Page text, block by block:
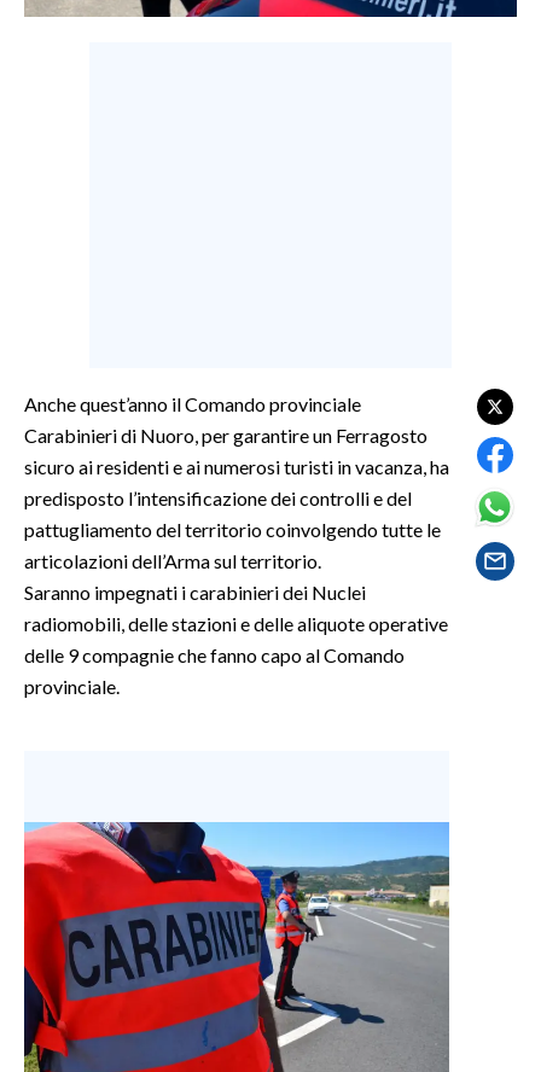
ALTRI SPORT
SPETTACOLI
GOSSIP
SALUTE
SARDEGNA TURISMO
EVENTI
#CARAUNIONE
3 MINUTI CON
INSULARITÀ
INFO AZIENDE
Anche quest’anno il Comando provinciale
Carabinieri di Nuoro, per garantire un Ferragosto
sicuro ai residenti e ai numerosi turisti in vacanza, ha
predisposto l’intensificazione dei controlli e del
pattugliamento del territorio coinvolgendo tutte le
articolazioni dell’Arma sul territorio.
Saranno impegnati i carabinieri dei Nuclei
radiomobili, delle stazioni e delle aliquote operative
delle 9 compagnie che fanno capo al Comando
provinciale.